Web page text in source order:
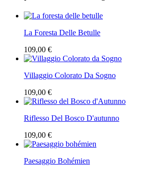
La Foresta Delle Betulle
109,00 €
Villaggio Colorato Da Sogno
109,00 €
Riflesso Del Bosco D'autunno
109,00 €
Paesaggio Bohémien